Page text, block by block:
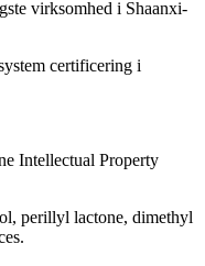
virksomhed i Shaanxi-
certificering i
Intellectual Property
perillyl lactone, dimethyl